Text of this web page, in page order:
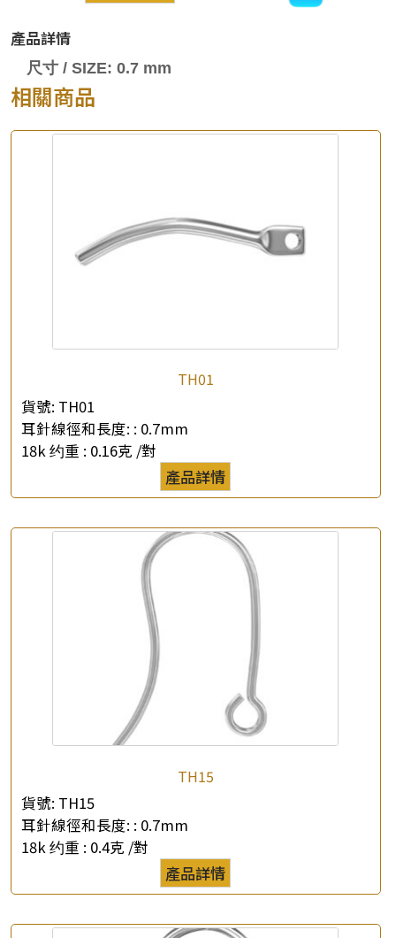
×
公司名稱
查詢以下產品
產品詳情
尺寸 / SIZE: 0.7 mm
相關商品
TH01
貨號: TH01
耳針線徑和長度: : 0.7mm
18k 约重 : 0.16克 /對
產品詳情
TH15
貨號: TH15
耳針線徑和長度: : 0.7mm
18k 约重 : 0.4克 /對
產品詳情